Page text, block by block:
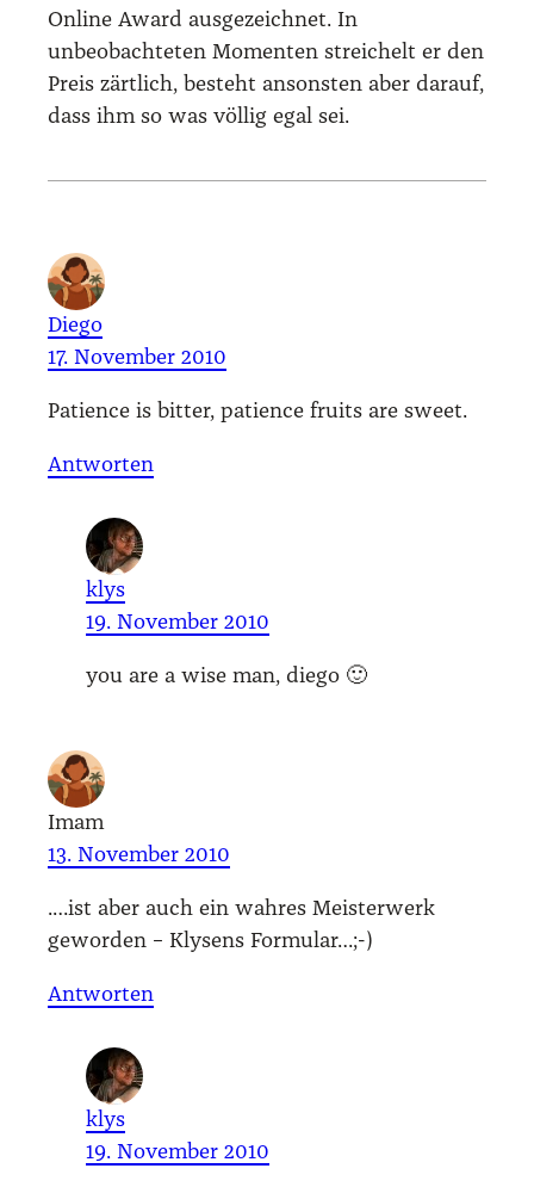
Online Award ausgezeichnet. In
unbeobachteten Momenten streichelt er den
Preis zärtlich, besteht ansonsten aber darauf,
dass ihm so was völlig egal sei.
Diego
17. November 2010
Pati­ence is bit­ter, pati­ence fruits are sweet.
Antworten
klys
19. November 2010
you are a wise man, die­go 🙂
Imam
13. November 2010
.…ist aber auch ein wah­res Meis­ter­werk
gewor­den – Kly­sens For­mu­lar…;-)
Antworten
klys
19. November 2010